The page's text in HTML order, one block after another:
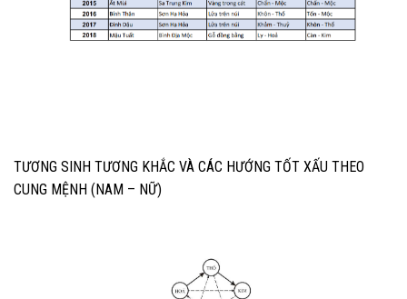
TƯƠNG SINH TƯƠNG KHẮC VÀ CÁC HƯỚNG TỐT XẤU THEO
CUNG MỆNH (NAM – NỮ)